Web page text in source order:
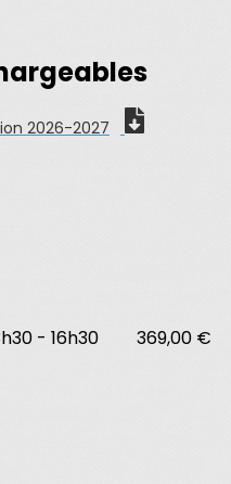
2026-2027
- 16h30
369,00 €